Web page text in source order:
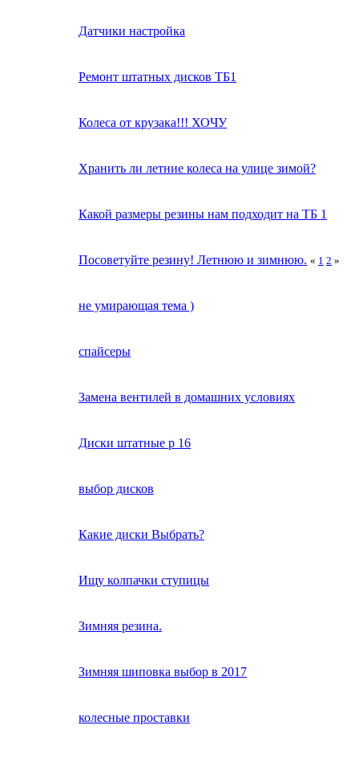
Датчики настройка
Ремонт штатных дисков ТБ1
Колеса от крузака!!! ХОЧУ
Хранить ли летние колеса на улице зимой?
Какой размеры резины нам подходит на ТБ 1
Посоветуйте резину! Летнюю и зимнюю. « 1 2 »
не умирающая тема )
спайсеры
Замена вентилей в домашних условиях
Диски штатные р 16
выбор дисков
Какие диски Выбрать?
Ищу колпачки ступицы
Зимняя резина.
Зимняя шиповка выбор в 2017
колесные проставки